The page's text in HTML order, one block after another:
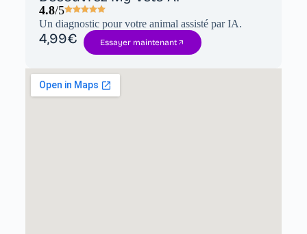
4.8/5
Un diagnostic pour votre animal assisté par IA.
4,99€ Essayer maintenant